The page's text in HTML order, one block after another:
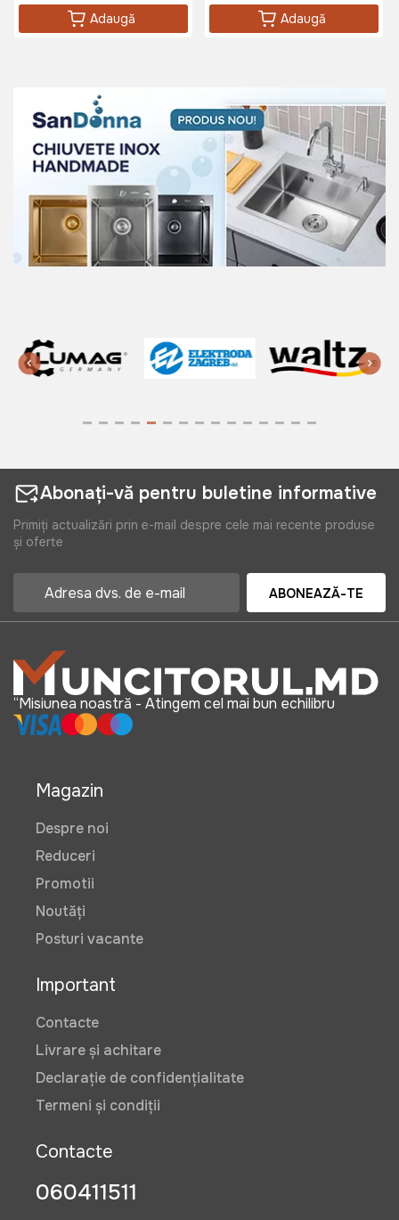
Adaugă Adaugă
Abonați-vă pentru buletine informative
Primiți actualizări prin e-mail despre cele mai recente produse
și oferte
ABONEAZĂ-TE
“Misiunea noastră - Atingem cel mai bun echilibru
Magazin
Despre noi
Reduceri
Promotii
Noutăți
Posturi vacante
Important
Contacte
Livrare și achitare
Declarație de confidențialitate
Termeni și condiții
Contacte
060411511